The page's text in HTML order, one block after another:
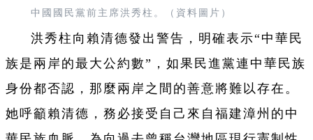
中國國民黨前主席洪秀柱。（資料圖片）
洪秀柱向賴清德發出警告，明確表示“中華民
族是兩岸的最大公約數”，如果民進黨連中華民族
身份都否認，那麼兩岸之間的善意將難以存在。
她呼籲賴清德，務必接受自己來自福建漳州的中